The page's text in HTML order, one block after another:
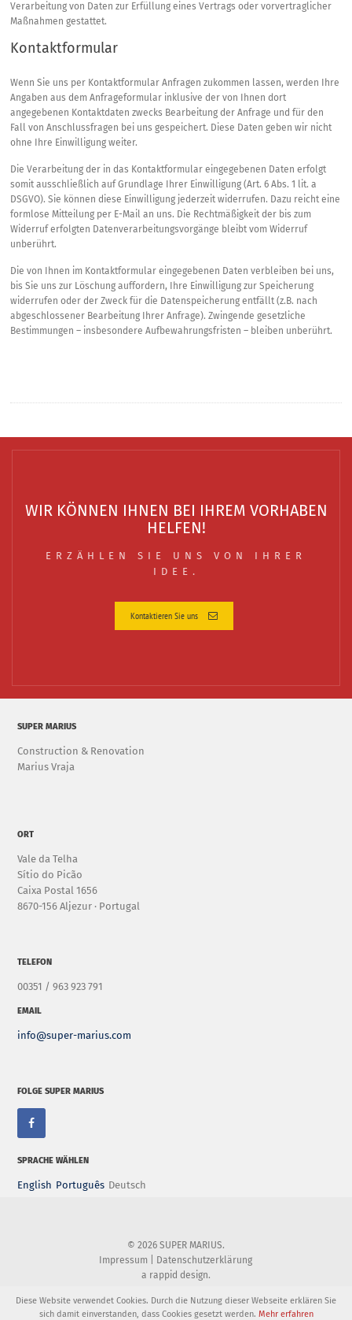
Verarbeitung von Daten zur Erfüllung eines Vertrags oder vorvertraglicher
Maßnahmen gestattet.
Kontaktformular
Wenn Sie uns per Kontaktformular Anfragen zukommen lassen, werden Ihre
Angaben aus dem Anfrageformular inklusive der von Ihnen dort
angegebenen Kontaktdaten zwecks Bearbeitung der Anfrage und für den
Fall von Anschlussfragen bei uns gespeichert. Diese Daten geben wir nicht
ohne Ihre Einwilligung weiter.
Die Verarbeitung der in das Kontaktformular eingegebenen Daten erfolgt
somit ausschließlich auf Grundlage Ihrer Einwilligung (Art. 6 Abs. 1 lit. a
DSGVO). Sie können diese Einwilligung jederzeit widerrufen. Dazu reicht eine
formlose Mitteilung per E-Mail an uns. Die Rechtmäßigkeit der bis zum
Widerruf erfolgten Datenverarbeitungsvorgänge bleibt vom Widerruf
unberührt.
Die von Ihnen im Kontaktformular eingegebenen Daten verbleiben bei uns,
bis Sie uns zur Löschung auffordern, Ihre Einwilligung zur Speicherung
widerrufen oder der Zweck für die Datenspeicherung entfällt (z.B. nach
abgeschlossener Bearbeitung Ihrer Anfrage). Zwingende gesetzliche
Bestimmungen – insbesondere Aufbewahrungsfristen – bleiben unberührt.
WIR KÖNNEN IHNEN BEI IHREM VORHABEN
HELFEN!
ERZÄHLEN SIE UNS VON IHRER
IDEE.
Kontaktieren Sie uns
SUPER MARIUS
Construction & Renovation
Marius Vraja
ORT
Vale da Telha
Sítio do Picão
Caixa Postal 1656
8670-156 Aljezur · Portugal
TELEFON
00351 / 963 923 791
EMAIL
info@super-marius.com
FOLGE SUPER MARIUS
SPRACHE WÄHLEN
English Português Deutsch
© 2026 SUPER MARIUS.
Impressum
Datenschutzerklärung
a rappid design.
Diese Website verwendet Cookies. Durch die Nutzung dieser Webseite erklären Sie
sich damit einverstanden, dass Cookies gesetzt werden. Mehr erfahren